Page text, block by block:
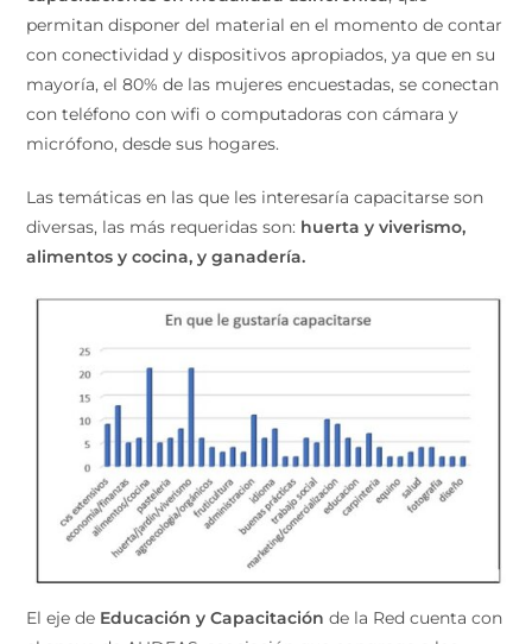
permitan disponer del material en el momento de contar
con conectividad y dispositivos apropiados, ya que en su
mayoría, el 80% de las mujeres encuestadas, se conectan
con teléfono con wifi o computadoras con cámara y
micrófono, desde sus hogares.
Las temáticas en las que les interesaría capacitarse son
diversas, las más requeridas son: huerta y viverismo,
alimentos y cocina, y ganadería.
El eje de Educación y Capacitación de la Red cuenta con